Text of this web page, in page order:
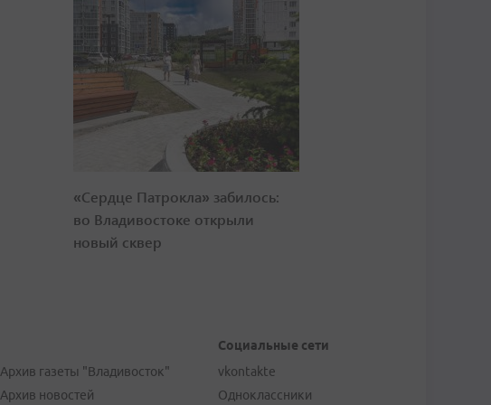
«Сердце Патрокла» забилось:
во Владивостоке открыли
новый сквер
Архив газеты "Владивосток"
Архив новостей
Социальные сети
vkontakte
Одноклассники